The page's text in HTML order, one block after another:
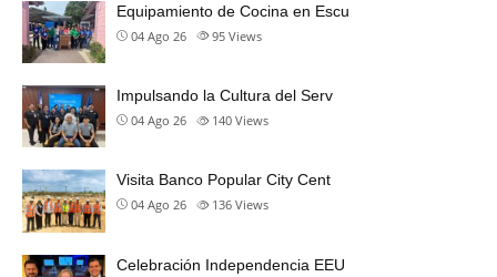
Equipamiento de Cocina en Escu
04 Ago 26 95 Views
Impulsando la Cultura del Serv
04 Ago 26 140 Views
Visita Banco Popular City Cent
04 Ago 26 136 Views
Celebración Independencia EEU